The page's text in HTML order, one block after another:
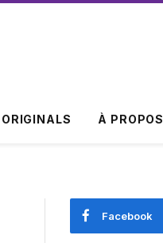
ORIGINALS À PROPOS
Facebook